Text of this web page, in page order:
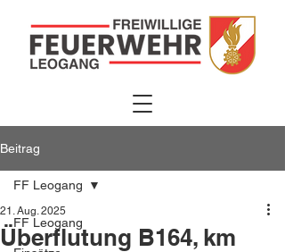
Beitrag
FF Leogang
FF Leogang
Überflutung B164, km
21. Aug. 2025